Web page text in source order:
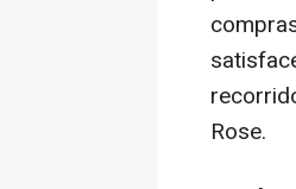
Rose.